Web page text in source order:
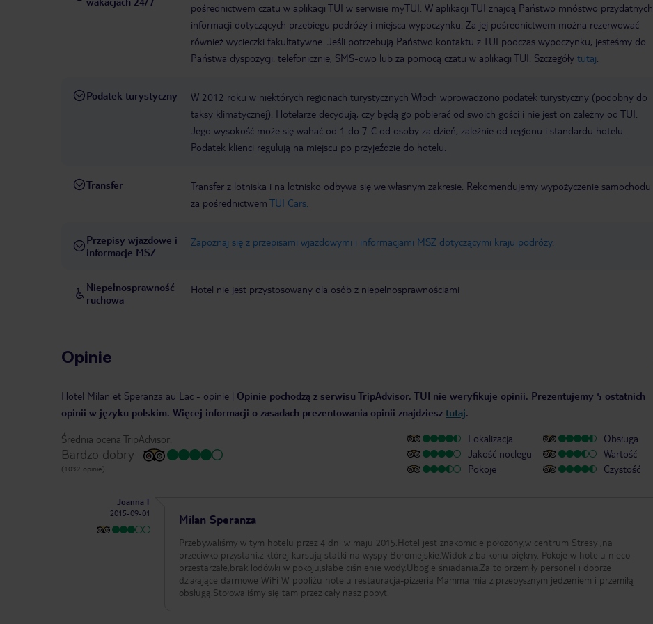
pośrednictwem czatu w aplikacji TUI w serwisie myTUI. W aplikacji TUI znajdą Państwo mnóstwo przydatnych
informacji dotyczących przebiegu podróży i miejsca wypoczynku. Za jej pośrednictwem można rezerwować
również wycieczki fakultatywne. Jeśli potrzebują Państwo kontaktu z TUI podczas wypoczynku, jesteśmy do
Państwa dyspozycji: telefonicznie, SMS-owo lub za pomocą czatu w aplikacji TUI. Szczegóły tutaj
Podatek turystyczny
W 2012 roku w niektórych regionach turystycznych Włoch wprowadzono podatek turystyczny (podobny do
taksy klimatycznej). Hotelarze decydują, czy będą go pobierać od swoich gości i nie jest on zależny od TUI.
Jego wysokość może się wahać od 1 do 7 € od osoby za dzień, zależnie od regionu i standardu hotelu.
Podatek klienci regulują na miejscu po przyjeździe do hotelu.
Transfer
Transfer z lotniska i na lotnisko odbywa się we własnym zakresie. Rekomendujemy wypożyczenie samochodu
za pośrednictwem TUI Cars.
Przepisy wjazdowe i
informacje MSZ
Zapoznaj się z przepisami wjazdowymi i informacjami MSZ dotyczącymi kraju podróży.
Niepełnosprawność
ruchowa
Hotel nie jest przystosowany dla osób z niepełnosprawnościami
Opinie
Hotel Milan et Speranza au Lac - opinie | Opinie pochodzą z serwisu TripAdvisor. TUI nie weryfikuje opinii. Prezentujemy 5 ostatnich
opinii w języku polskim. Więcej informacji o zasadach prezentowania opinii znajdziesz tutaj.
Średnia ocena TripAdvisor:
Bardzo dobry
(1032 opinie)
Lokalizacja
Jakość noclegu
Pokoje
Obsługa
Wartość
Czystość
Joanna T
2015-09-01
Milan Speranza
Przebywaliśmy w tym hotelu przez 4 dni w maju 2015.Hotel jest znakomicie położony,w centrum Stresy ,na
przeciwko przystani,z której kursują statki na wyspy Boromejskie.Widok z balkonu piękny. Pokoje w hotelu nieco
przestarzałe,brak lodówki w pokoju,słabe ciśnienie wody.Ubogie śniadania.Za to przemiły personel i dobrze
działające darmowe WiFi W pobliżu hotelu restauracja-pizzeria Mamma mia z przepysznym jedzeniem i przemiłą
obsługą.Stołowaliśmy się tam przez cały nasz pobyt.